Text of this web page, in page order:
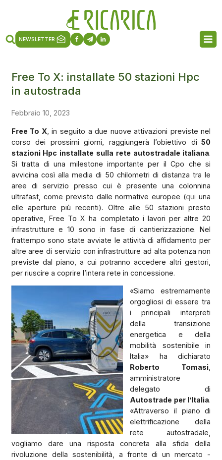
NEWSLETTER
Free To X: installate 50 stazioni Hpc
in autostrada
Febbraio 10, 2023
Free To X, in seguito a due nuove attivazioni previste nel
corso dei prossimi giorni, raggiungerà l’obiettivo di 50
stazioni Hpc installate sulla rete autostradale italiana.
Si tratta di una milestone importante per il Cpo che si
avvicina così alla media di 50 chilometri di distanza tra le
aree di servizio presso cui è presente una colonnina
ultrafast, come previsto dalle normative europee (qui una
elle aperture più recenti). Oltre alle 50 stazioni presto
operative, Free To X ha completato i lavori per altre 20
infrastrutture e 10 sono in fase di cantierizzazione. Nel
frattempo sono state avviate le attività di affidamento per
altre aree di servizio con infrastrutture ad alta potenza non
previste dal piano, a cui potranno accedere altri gestori,
per riuscire a coprire l’intera rete in concessione.
«Siamo estremamente
orgogliosi di essere tra
i principali interpreti
della transizione
energetica e della
mobilità sostenibile in
Italia» ha dichiarato
Roberto Tomasi
amministratore
delegato di
Autostrade per l’Italia.
«Attraverso il piano di
elettrificazione della
rete autostradale,
vogliamo dare una risposta concreta alla sfida della
rivoluzione della sostenibilità, a fronte di un mercato -